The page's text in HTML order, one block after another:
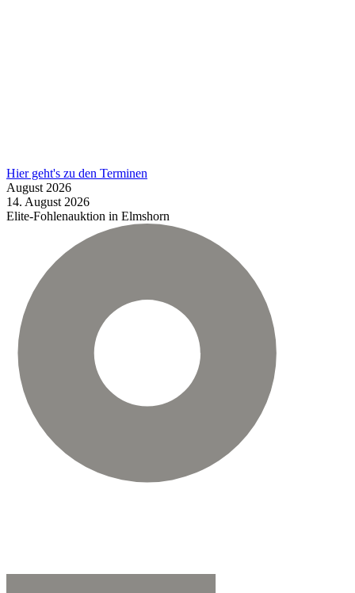
Hier geht's zu den Terminen
August 2026
14. August 2026
Elite-Fohlenauktion in Elmshorn